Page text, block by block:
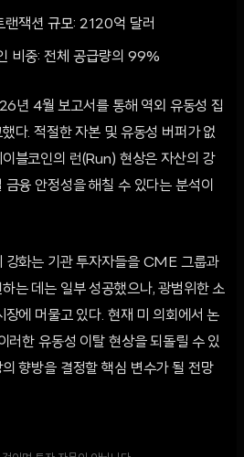
랜잭션 규모: 2120억 달러
비중: 전체 공급량의 99%
년 4월 보고서를 통해 역외 유동성 집
다. 적절한 자본 및 유동성 버퍼가 없
블코인의 런(Run) 현상은 자산의 강
융 안정성을 해칠 수 있다는 분석이
강화는 기관 투자자들을 CME 그룹과
는 데는 일부 성공했으나, 광범위한 소
에 머물고 있다. 현재 미 의회에서 논
러한 유동성 이탈 현상을 되돌릴 수 있
향방을 결정할 핵심 변수가 될 전망